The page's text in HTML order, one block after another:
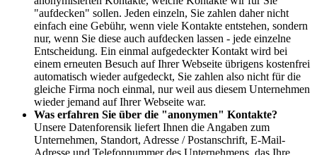
"aufdecken" sollen. Jeden einzeln, Sie zahlen daher nicht
einfach eine Gebühr, wenn viele Kontakte entstehen, sondern
nur, wenn Sie diese auch aufdecken lassen - jede einzelne
Entscheidung. Ein einmal aufgedeckter Kontakt wird bei
einem erneuten Besuch auf Ihrer Webseite übrigens kostenfrei
automatisch wieder aufgedeckt, Sie zahlen also nicht für die
gleiche Firma noch einmal, nur weil aus diesem Unternehmen
wieder jemand auf Ihrer Webseite war.
Was erfahren Sie über die "anonymen" Kontakte?
Unsere Datenforensik liefert Ihnen die Angaben zum
Unternehmen, Standort, Adresse / Postanschrift, E-Mail-
Adresse und Telefonnummer des Unternehmens, das Ihre